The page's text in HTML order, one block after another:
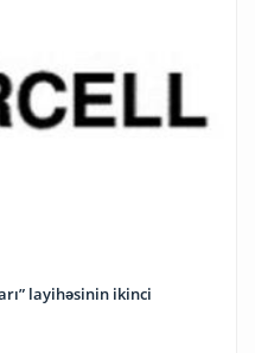
layihəsinin ikinci